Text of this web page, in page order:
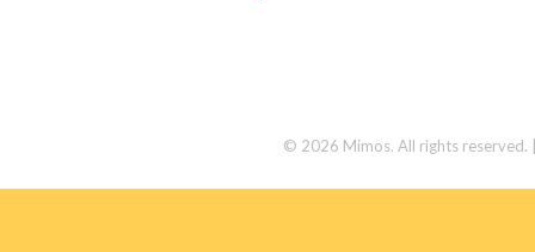
© 2026 Mimos. All rights reserved.